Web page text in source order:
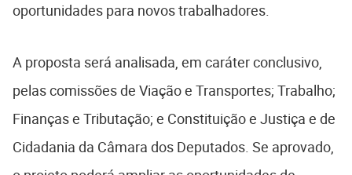
oportunidades para novos trabalhadores.
A proposta será analisada, em caráter conclusivo,
pelas comissões de Viação e Transportes; Trabalho;
Finanças e Tributação; e Constituição e Justiça e de
Cidadania da Câmara dos Deputados. Se aprovado,